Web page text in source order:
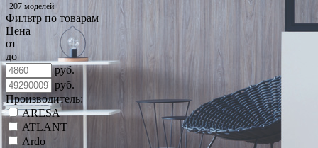
207 моделей
Фильтр по товарам
Цена
от
до
руб.
руб.
Производитель:
ARESA
ATLANT
Ardo